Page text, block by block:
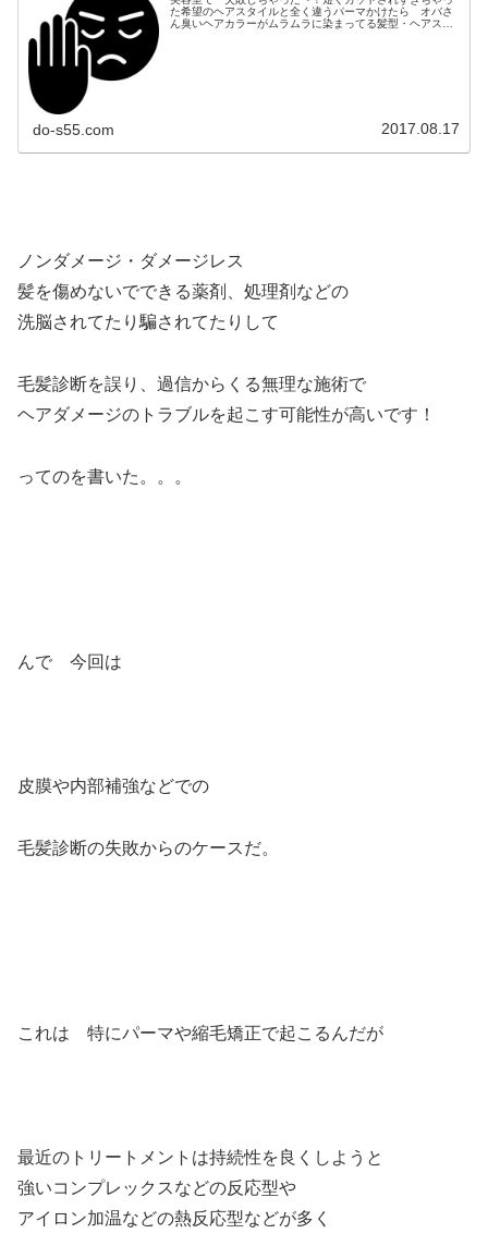
た希望のヘアスタイルと全く違うパーマかけたら オバさ
ん臭いヘアカラーがムラムラに染まってる髪型・ヘアスタ
do-s55.com 2017.08.17
ノンダメージ・ダメージレス
髪を傷めないでできる薬剤、処理剤などの
洗脳されてたり騙されてたりして
毛髪診断を誤り、過信からくる無理な施術で
ヘアダメージのトラブルを起こす可能性が高いです！
ってのを書いた。。。
んで 今回は
皮膜や内部補強などでの
毛髪診断の失敗からのケースだ。
これは 特にパーマや縮毛矯正で起こるんだが
最近のトリートメントは持続性を良くしようと
強いコンプレックスなどの反応型や
アイロン加温などの熱反応型などが多く